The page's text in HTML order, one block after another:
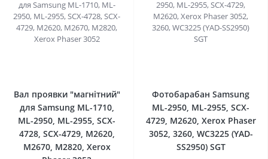
Вал проявки "магнітний"
для Samsung ML-1710,
ML-2950, ML-2955, SCX-
4728, SCX-4729, M2620,
M2670, M2820, Xerox
Фотобарабан Samsung
ML-2950, ML-2955, SCX-
4729, M2620, Xerox Phaser
3052, 3260, WC3225 (YAD-
SS2950) SGT